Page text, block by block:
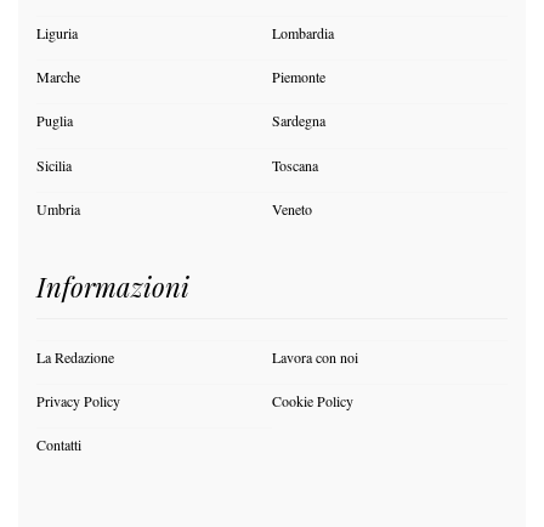
Liguria Lombardia
Marche Piemonte
Puglia Sardegna
Sicilia Toscana
Umbria Veneto
Informazioni
La Redazione Lavora con noi
Privacy Policy Cookie Policy
Contatti